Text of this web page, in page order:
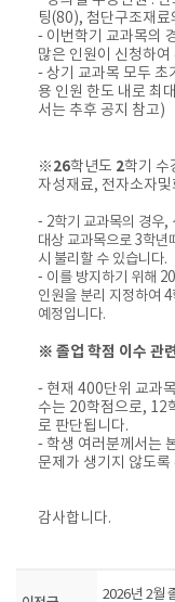
팅(80), 첨단구조재
- 이번학기 교과목의
많은 인원이 신청하
- 상기 교과목 모두 초
용 인원 한도 내로 최
서는 추후 공지 참고)
※26학년도 2학기 수
자성재료, 전자소자및
- 2학기 교과목의 경우,
대상 교과목으로 3학년
시 불리할 수 있습니다.
- 이를 방지하기 위해
인원을 분리 지정하여
예정입니다.
※ 졸업 학점 이수 관
- 현재 400단위 교과
수는 20학점으로, 12
로 판단됩니다.
- 학생 여러분께서는
문제가 생기지 않도
감사합니다.
2026년 2월